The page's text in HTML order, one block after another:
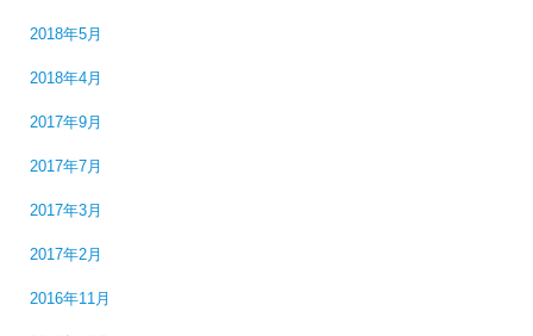
2018年5月
2018年4月
2017年9月
2017年7月
2017年3月
2017年2月
2016年11月